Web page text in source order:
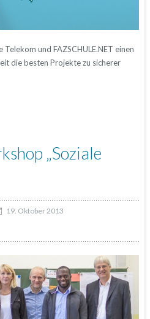
und FAZSCHULE.NET einen
die besten Projekte zu sicherer
„Soziale
19. Oktober 2013